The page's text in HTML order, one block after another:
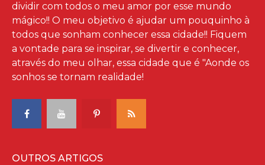
dividir com todos o meu amor por esse mundo
mágico!! O meu objetivo é ajudar um pouquinho à
todos que sonham conhecer essa cidade!! Fiquem
a vontade para se inspirar, se divertir e conhecer,
através do meu olhar, essa cidade que é "Aonde os
sonhos se tornam realidade!
OUTROS ARTIGOS